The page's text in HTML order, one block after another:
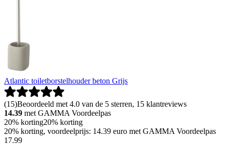
Atlantic toiletborstelhouder beton Grijs
(15)Beoordeeld met 4.0 van de 5 sterren, 15 klantreviews
14.39 met GAMMA Voordeelpas
20% korting20% korting
20% korting, voordeelprijs: 14.39 euro met GAMMA Voordeelpas
17.99